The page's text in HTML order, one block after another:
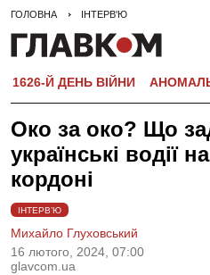
ГОЛОВНА ІНТЕРВ'Ю
1626-Й ДЕНЬ ВІЙНИ
Око за око? Що
українські водії
кордоні
ІНТЕРВ’Ю
16 лютого, 2024, 07:00
glavcom.ua
Михайло Глуховський